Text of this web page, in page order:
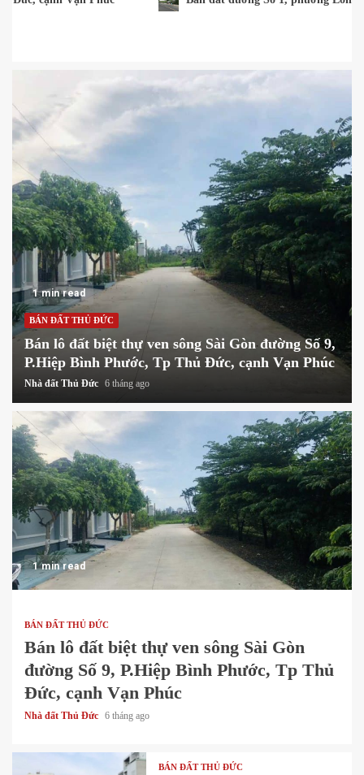
1 min read
BÁN ĐẤT THỦ ĐỨC
Bán đất đường Số 1, phường Long Trường, Quận
9 – TP Thủ Đức, cách Nguyễn Duy Trinh 500m
Nhà đất Thủ Đức 2 năm ago
1 min read
BÁN ĐẤT THỦ ĐỨC
Bán lô đất biệt thự ven sông Sài Gòn
đường Số 9, P.Hiệp Bình Phước, Tp Thủ
Đức, cạnh Vạn Phúc
Nhà đất Thủ Đức 6 tháng ago
BÁN ĐẤT THỦ ĐỨC